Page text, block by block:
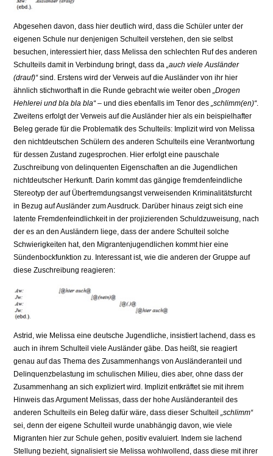
Abgesehen davon, dass hier deutlich wird, dass die Schüler unter der
eigenen Schule nur denjenigen Schulteil verstehen, den sie selbst
besuchen, interessiert hier, dass Melissa den schlechten Ruf des anderen
Schulteils damit in Verbindung bringt, dass da„auch viele Ausländer
(drauf)“sind. Erstens wird der Verweis auf die Ausländer von ihr hier
ähnlich stichworthaft in die Runde gebracht wie weiter oben„Drogen
Hehlerei und bla bla bla“– und dies ebenfalls im Tenor des„schlimm(en)“.
Zweitens erfolgt der Verweis auf die Ausländer hier als ein beispielhafter
Beleg gerade für die Problematik des Schulteils: Implizit wird von Melissa
den nichtdeutschen Schülern des anderen Schulteils eine Verantwortung
für dessen Zustand zugesprochen. Hier erfolgt eine pauschale
Zuschreibung von delinquenten Eigenschaften an die Jugendlichen
nichtdeutscher Herkunft. Darin kommt das gängige fremdenfeindliche
Stereotyp der auf Überfremdungsangst verweisenden Kriminalitätsfurcht
in Bezug auf Ausländer zum Ausdruck. Darüber hinaus zeigt sich eine
latente Fremdenfeindlichkeit in der projizierenden Schuldzuweisung, nach
der es an den Ausländern liege, dass der andere Schulteil solche
Schwierigkeiten hat, den Migrantenjugendlichen kommt hier eine
Sündenbockfunktion zu. Interessant ist, wie die anderen der Gruppe auf
diese Zuschreibung reagieren:
Astrid, wie Melissa eine deutsche Jugendliche, insistiert lachend, dass es
auch in ihrem Schulteil viele Ausländer gäbe. Das heißt, sie reagiert
genau auf das Thema des Zusammenhangs von Ausländeranteil und
Delinquenzbelastung im schulischen Milieu, dies aber, ohne dass der
Zusammenhang an sich expliziert wird. Implizit entkräftet sie mit ihrem
Hinweis das Argument Melissas, dass der hohe Ausländeranteil des
anderen Schulteils ein Beleg dafür wäre, dass dieser Schulteil„schlimm“
sei, denn der eigene Schulteil wurde unabhängig davon, wie viele
Migranten hier zur Schule gehen, positiv evaluiert. Indem sie lachend
Stellung bezieht, signalisiert sie Melissa wohlwollend, dass diese mit ihrer